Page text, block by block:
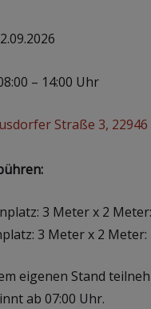
– 14:00 Uhr
Straße 3,
3 Meter x 2
3 Meter x 2 Meter:
eigenen Stand
ab 07:00 Uhr.